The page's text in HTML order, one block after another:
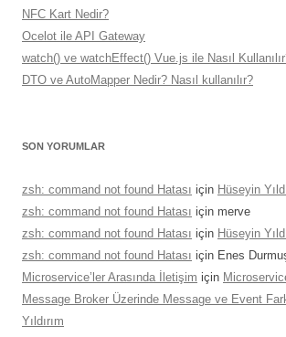
NFC Kart Nedir?
Ocelot ile API Gateway
watch() ve watchEffect() Vue.js ile Nasıl
DTO ve AutoMapper Nedir? Nasıl kullanılır?
SON YORUMLAR
zsh: command not found Hatası için Hüseyin
zsh: command not found Hatası için merve
zsh: command not found Hatası için Hüseyin
zsh: command not found Hatası için Enes
Microservice’ler Arasında İletişim için
Message Broker Üzerinde Message ve Event
Yıldırım